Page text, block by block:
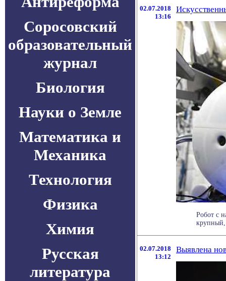
Соросовский
образовательный
журнал
Биология
Науки о Земле
Математика и
Механика
Технология
Физика
Химия
Русская
литература
02.07.2018
13:16
Робот с
крупный,
02.07.2018
13:12
Выявлена